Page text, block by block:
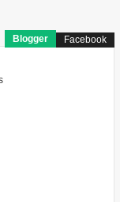
Blogger Facebook